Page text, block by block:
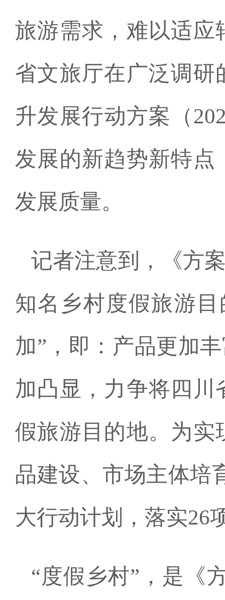
旅游需求，难以适应
省文旅厅在广泛调研
升发展行动方案（
发展的新趋势新特点
发展质量。
记者注意到，《方
知名乡村度假旅游
加”，即：产品更加
加凸显，力争将四
假旅游目的地。为实
品建设、市场主体培
大行动计划，落实26
“度假乡村”，是《